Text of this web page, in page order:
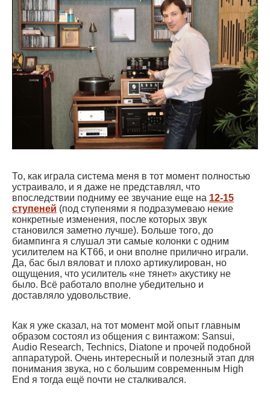
То, как играла система меня в тот момент полностью
устраивало, и я даже не представлял, что
впоследствии подниму ее звучание еще на 12-15
ступеней (под ступенями я подразумеваю некие
конкретные изменения, после которых звук
становился заметно лучше). Больше того, до
биампинга я слушал эти самые колонки с одним
усилителем на KT66, и они вполне прилично играли.
Да, бас был вяловат и плохо артикулирован, но
ощущения, что усилитель «не тянет» акустику не
было. Всё работало вполне убедительно и
доставляло удовольствие.
Как я уже сказал, на тот момент мой опыт главным
образом состоял из общения с винтажом: Sansui,
Audio Research, Technics, Diatone и прочей подобной
аппаратурой. Очень интересный и полезный этап для
понимания звука, но с большим современным High
End я тогда ещё почти не сталкивался.